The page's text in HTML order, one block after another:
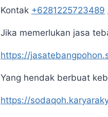
Kontak +6281225723489
Jika memerlukan jasa
https://
Yang hendak berbuat
https://